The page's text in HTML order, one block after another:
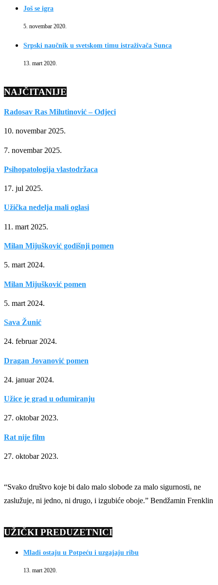
Još se igra
5. novembar 2020.
Srpski naučnik u svetskom timu istraživača Sunca
13. mart 2020.
NAJČITANIJE
Radosav Ras Milutinović – Odjeci
10. novembar 2025.
7. novembar 2025.
Psihopatologija vlastodržaca
17. jul 2025.
Užička nedelja mali oglasi
11. mart 2025.
Milan Mijušković godišnji pomen
5. mart 2024.
Milan Mijušković pomen
5. mart 2024.
Sava Žunić
24. februar 2024.
Dragan Jovanović pomen
24. januar 2024.
Užice je grad u odumiranju
27. oktobar 2023.
Rat nije film
27. oktobar 2023.
“Svako društvo koje bi dalo malo slobode za malo sigurnosti, ne
zaslužuje, ni jedno, ni drugo, i izgubiće oboje.” Bendžamin Frenklin
UŽIČKI PREDUZETNICI
Mladi ostaju u Potpeću i uzgajaju ribu
13. mart 2020.